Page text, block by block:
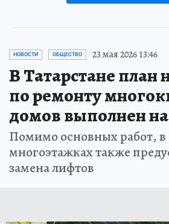
НОВОСТИ ОБЩЕСТВО 23 мая 2026 13:46
В Татарстане план
по ремонту
домов выполнен на
Помимо основных работ,
многоэтажках также
замена лифтов